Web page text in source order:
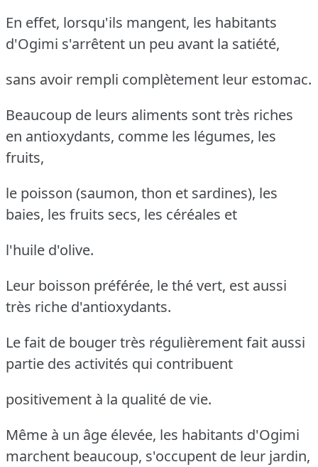
En effet, lorsqu'ils mangent, les habitants
d'Ogimi s'arrêtent un peu avant la satiété,
sans avoir rempli complètement leur estomac.
Beaucoup de leurs aliments sont très riches
en antioxydants, comme les légumes, les
fruits,
le poisson (saumon, thon et sardines), les
baies, les fruits secs, les céréales et
l'huile d'olive.
Leur boisson préférée, le thé vert, est aussi
très riche d'antioxydants.
Le fait de bouger très régulièrement fait aussi
partie des activités qui contribuent
positivement à la qualité de vie.
Même à un âge élevée, les habitants d'Ogimi
marchent beaucoup, s'occupent de leur jardin,